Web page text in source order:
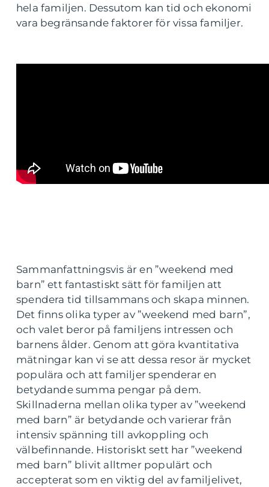
hela familjen. Dessutom kan tid och ekonomi
vara begränsande faktorer för vissa familjer.
Sammanfattningsvis är en ”weekend med
barn” ett fantastiskt sätt för familjen att
spendera tid tillsammans och skapa minnen.
Det finns olika typer av ”weekend med barn”,
och valet beror på familjens intressen och
barnens ålder. Genom att göra kvantitativa
mätningar kan vi se att dessa resor är mycket
populära och att familjer spenderar en
betydande summa pengar på dem.
Skillnaderna mellan olika typer av ”weekend
med barn” är betydande och varierar från
intensiv spänning till avkoppling och
välbefinnande. Historiskt sett har ”weekend
med barn” blivit alltmer populärt och
accepterat som en viktig del av familjelivet,